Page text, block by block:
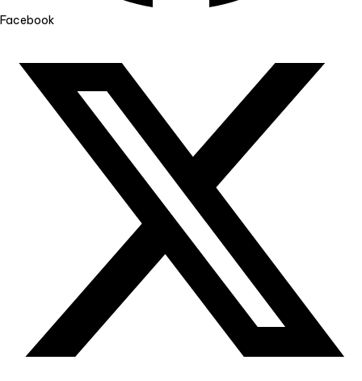
Facebook